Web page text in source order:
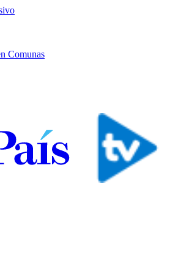
Comunas